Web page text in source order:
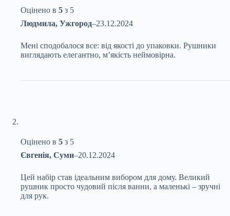
Оцінено в 5 з 5
Людмила, Ужгород–23.12.2024
Мені сподобалося все: від якості до упаковки. Рушники
виглядають елегантно, м’якість неймовірна.
Оцінено в 5 з 5
Євгенія, Суми–20.12.2024
Цей набір став ідеальним вибором для дому. Великий
рушник просто чудовий після ванни, а маленькі – зручні
для рук.